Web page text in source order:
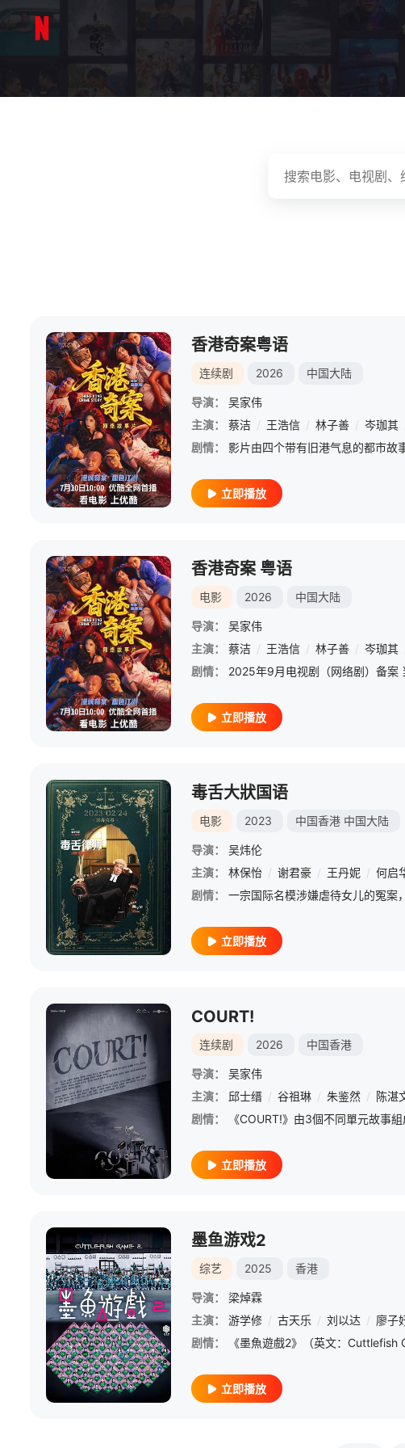
香港奇案粤语
连续剧 2026 中国大陆
导演：
吴家伟
主演：
蔡洁 / 王浩信 / 林子善 / 岑珈其
剧情：
立即播放
香港奇案 粤语
电影 2026 中国大陆
导演：
吴家伟
主演：
蔡洁 / 王浩信 / 林子善 / 岑珈其
剧情：
立即播放
毒舌大狀国语
电影 2023 中国香港 中国大陆
导演：
吴炜伦
主演：
林保怡 / 谢君豪 / 王丹妮 / 何启
剧情：
立即播放
COURT!
连续剧 2026 中国香港
导演：
吴家伟
主演：
邱士缙 / 谷祖琳 / 朱鉴然 / 陈湛
剧情：
立即播放
墨鱼游戏2
综艺 2025 香港
导演：
梁焯霖
主演：
游学修 / 古天乐 / 刘以达 / 廖子
剧情：
立即播放